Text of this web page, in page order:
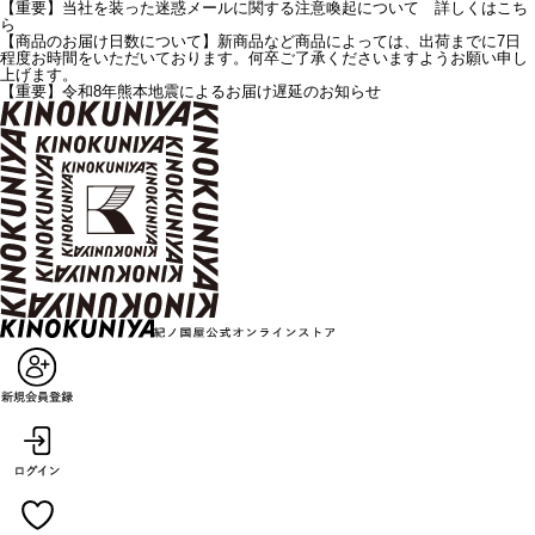
【重要】当社を装った迷惑メールに関する注意喚起について 詳しくはこち
ら
【商品のお届け日数について】新商品など商品によっては、出荷までに7日
程度お時間をいただいております。何卒ご了承くださいますようお願い申し
上げます。
【重要】令和8年熊本地震によるお届け遅延のお知らせ